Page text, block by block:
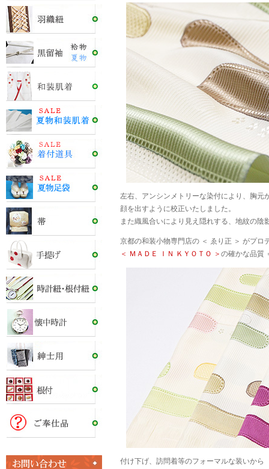
左右、アンシンメトリーな染付により、胸元
顔を出すように校正いたしました。
また織風合いにより見え隠れする、地紋の
京都の和装小物専門店の ＜ ゑり正 ＞ がプロ
＜ ＭＡＤＥ ＩＮ ＫＹＯＴＯ ＞ の確かな品質
付け下げ、訪問着等のフォーマルな装いから